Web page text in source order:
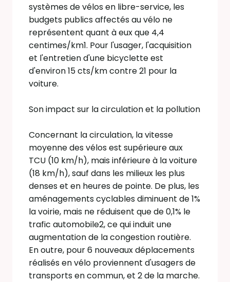
systèmes de vélos en libre-service, les
budgets publics affectés au vélo ne
représentent quant à eux que 4,4
centimes/km1. Pour l'usager, l'acquisition
et l'entretien d'une bicyclette est
d'environ 15 cts/km contre 21 pour la
voiture.
Son impact sur la circulation et la pollution
Concernant la circulation, la vitesse
moyenne des vélos est supérieure aux
TCU (10 km/h), mais inférieure à la voiture
(18 km/h), sauf dans les milieux les plus
denses et en heures de pointe. De plus, les
aménagements cyclables diminuent de 1%
la voirie, mais ne réduisent que de 0,1% le
trafic automobile2, ce qui induit une
augmentation de la congestion routière.
En outre, pour 6 nouveaux déplacements
réalisés en vélo proviennent d'usagers de
transports en commun, et 2 de la marche.